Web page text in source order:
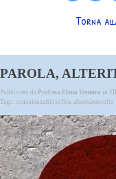
Torna
PAROLA,
Pubblicato da Prof.ssa Elena Ventura in
Tags: consulenzafilosofica, alteritàeascolto